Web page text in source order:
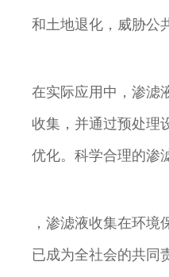
和土地退化，威胁公
在实际应用中，渗滤
收集，并通过预处理
优化。科学合理的渗
，渗滤液收集在环
已成为全社会的共同